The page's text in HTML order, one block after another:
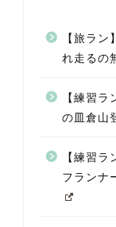
【旅ラ
れ走るの
【練習
の皿倉山
【練習
フランナ